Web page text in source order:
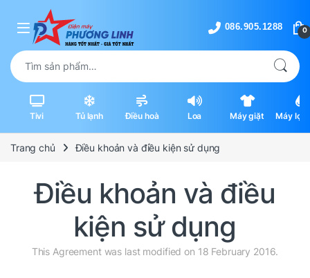
Skip to navigation
Skip to content
0
Tìm kiếm:
Tivi Tủ lạnh Điều hoà Loa Máy giặt
Máy lọc
Trang chủ Điều khoản và điều kiện sử dụng
Điều khoản và điều
kiện sử dụng
This Agreement was last modified on 18 February 2016.